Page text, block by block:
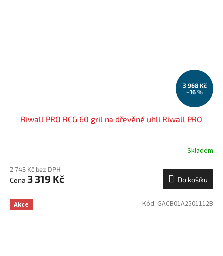
3 968 Kč
–16 %
Riwall PRO RCG 60 gril na dřevěné uhlí Riwall PRO
Skladem
2 743 Kč bez DPH
3 319 Kč Do košíku
Akce Kód: GACB01A2501112B